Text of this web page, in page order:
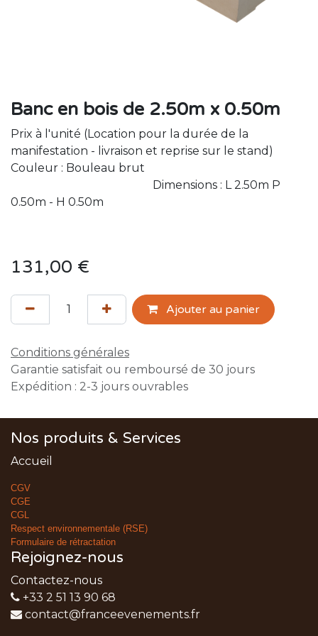
Banc en bois de 2.50m x 0.50m
Prix à l'unité (Location pour la durée de la
manifestation - livraison et reprise sur le stand)
Couleur : Bouleau brut
Dimensions : L 2.50m P
0.50m - H 0.50m
131,00 €
Ajouter au panier
Conditions générales
Garantie satisfait ou remboursé de 30 jours
Expédition : 2-3 jours ouvrables
Nos produits & Services
Accueil
CGV
CGE
CGL
Respect environnementale (RSE)
Formulaire de rétractation
Rejoignez-nous
Contactez-nous
+33 2 51 13 90 68
contact@franceevenements.fr